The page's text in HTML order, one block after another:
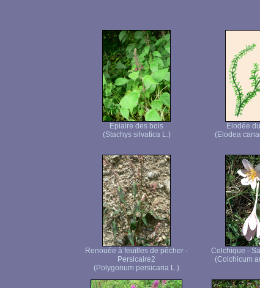
Epiaire des bois
(Stachys silvatica L.)
Elodée
(Elodea
Renouée à feuilles de pêcher -
Persicaire2
(Polygonum persicaria L.)
Colchique -
(Colchicum